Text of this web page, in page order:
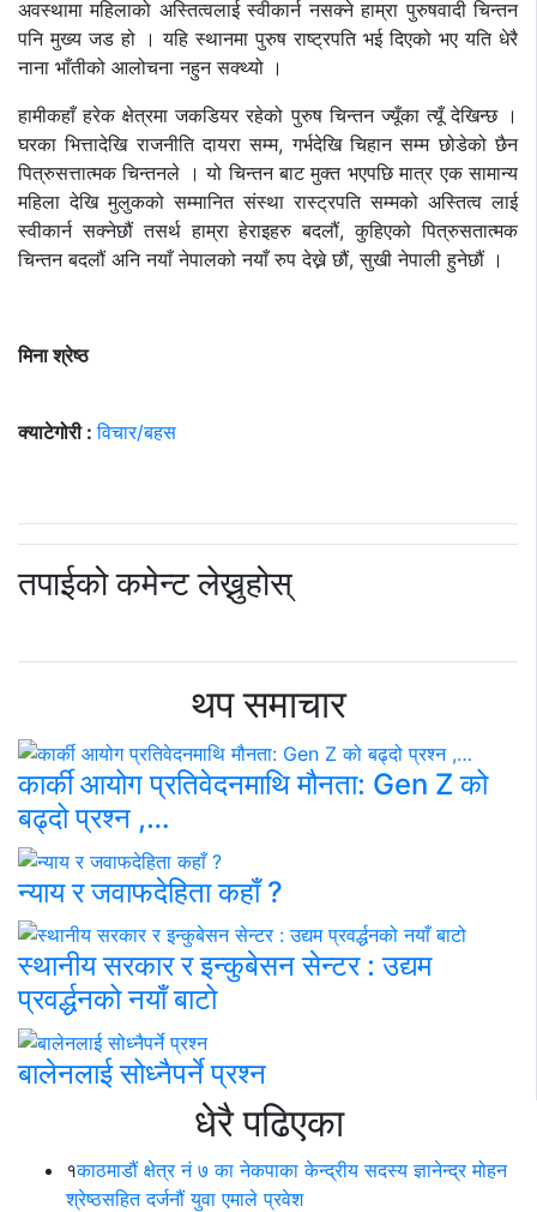
अवस्थामा महिलाको अस्तित्वलाई स्वीकार्न नसक्ने हाम्रा पुरुषवादी चिन्तन
पनि मुख्य जड हो । यहि स्थानमा पुरुष राष्ट्रपति भई दिएको भए यति धेरै
नाना भाँतीको आलोचना नहुन सक्थ्यो ।
हामीकहाँ हरेक क्षेत्रमा जकडियर रहेको पुरुष चिन्तन ज्यूँका त्यूँ देखिन्छ ।
घरका भित्तादेखि राजनीति दायरा सम्म, गर्भदेखि चिहान सम्म छोडेको छैन
पित्रुसत्तात्मक चिन्तनले । यो चिन्तन बाट मुक्त भएपछि मात्र एक सामान्य
महिला देखि मुलुकको सम्मानित संस्था रास्ट्रपति सम्मको अस्तित्व लाई
स्वीकार्न सक्नेछौं तसर्थ हाम्रा हेराइहरु बदलौं, कुहिएको पित्रुसतात्मक
चिन्तन बदलौं अनि नयाँ नेपालको नयाँ रुप देख्ने छौं, सुखी नेपाली हुनेछौं ।
मिना श्रेष्ठ
क्याटेगोरी :विचार/बहस
तपाईको कमेन्ट लेख्नुहोस्
थप समाचार
कार्की आयोग प्रतिवेदनमाथि मौनता: Gen Z को
बढ्दो प्रश्न ,…
न्याय र जवाफदेहिता कहाँ ?
स्थानीय सरकार र इन्कुबेसन सेन्टर : उद्यम
प्रवर्द्धनको नयाँ बाटो
बालेनलाई सोध्नैपर्ने प्रश्न
धेरै पढिएका
१काठमाडौं क्षेत्र नं ७ का नेकपाका केन्द्रीय सदस्य ज्ञानेन्द्र मोहन
श्रेष्ठसहित दर्जनौं युवा एमाले प्रवेश